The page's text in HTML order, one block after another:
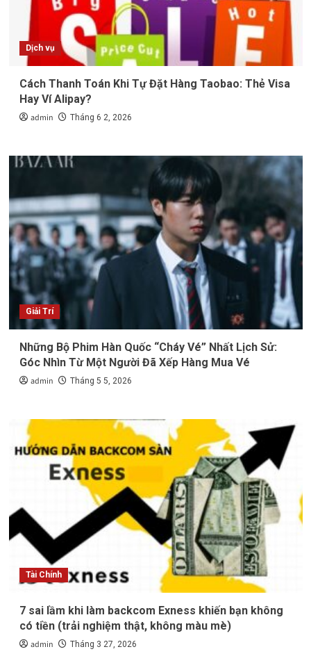
Dịch vụ
Cách Thanh Toán Khi Tự Đặt Hàng Taobao: Thẻ Visa
Hay Ví Alipay?
admin Tháng 6 2, 2026
Giải Trí
Những Bộ Phim Hàn Quốc “Cháy Vé” Nhất Lịch Sử:
Góc Nhìn Từ Một Người Đã Xếp Hàng Mua Vé
admin Tháng 5 5, 2026
Tài Chính
7 sai lầm khi làm backcom Exness khiến bạn không
có tiền (trải nghiệm thật, không màu mè)
admin Tháng 3 27, 2026